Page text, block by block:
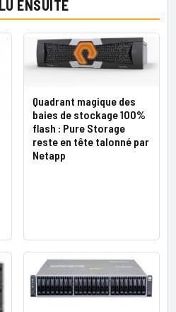
ENSUITE
Quadrant magique des
baies de stockage 100%
flash : Pure Storage
reste en tête talonné par
Netapp